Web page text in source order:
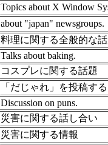
Topics about X Window
about "japan" newsgroups.
料理に関する全般的な
Talks about baking.
コスプレに関する話題
「だじゃれ」を投稿す
Discussion on puns.
災害に関する話し合い
災害に関する情報